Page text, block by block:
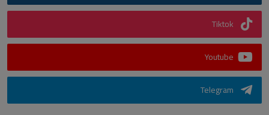
Tiktok
Youtube
Telegram